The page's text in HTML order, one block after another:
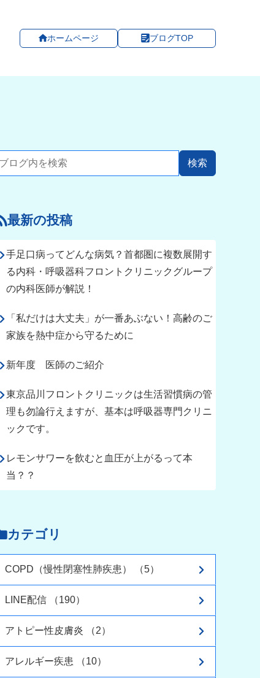
ホームページ ブログTOP
最新の投稿
手足口病ってどんな病気？首都圏に複数展開す
る内科・呼吸器科フロントクリニックグループ
の内科医師が解説！
「私だけは大丈夫」が一番あぶない！高齢のご
家族を熱中症から守るために
新年度 医師のご紹介
東京品川フロントクリニックは生活習慣病の管
理も勿論行えますが、基本は呼吸器専門クリニ
ックです。
レモンサワーを飲むと血圧が上がるって本
当？？
カテゴリ
COPD（慢性閉塞性肺疾患） （5）
LINE配信 （190）
アトピー性皮膚炎 （2）
アレルギー疾患 （10）